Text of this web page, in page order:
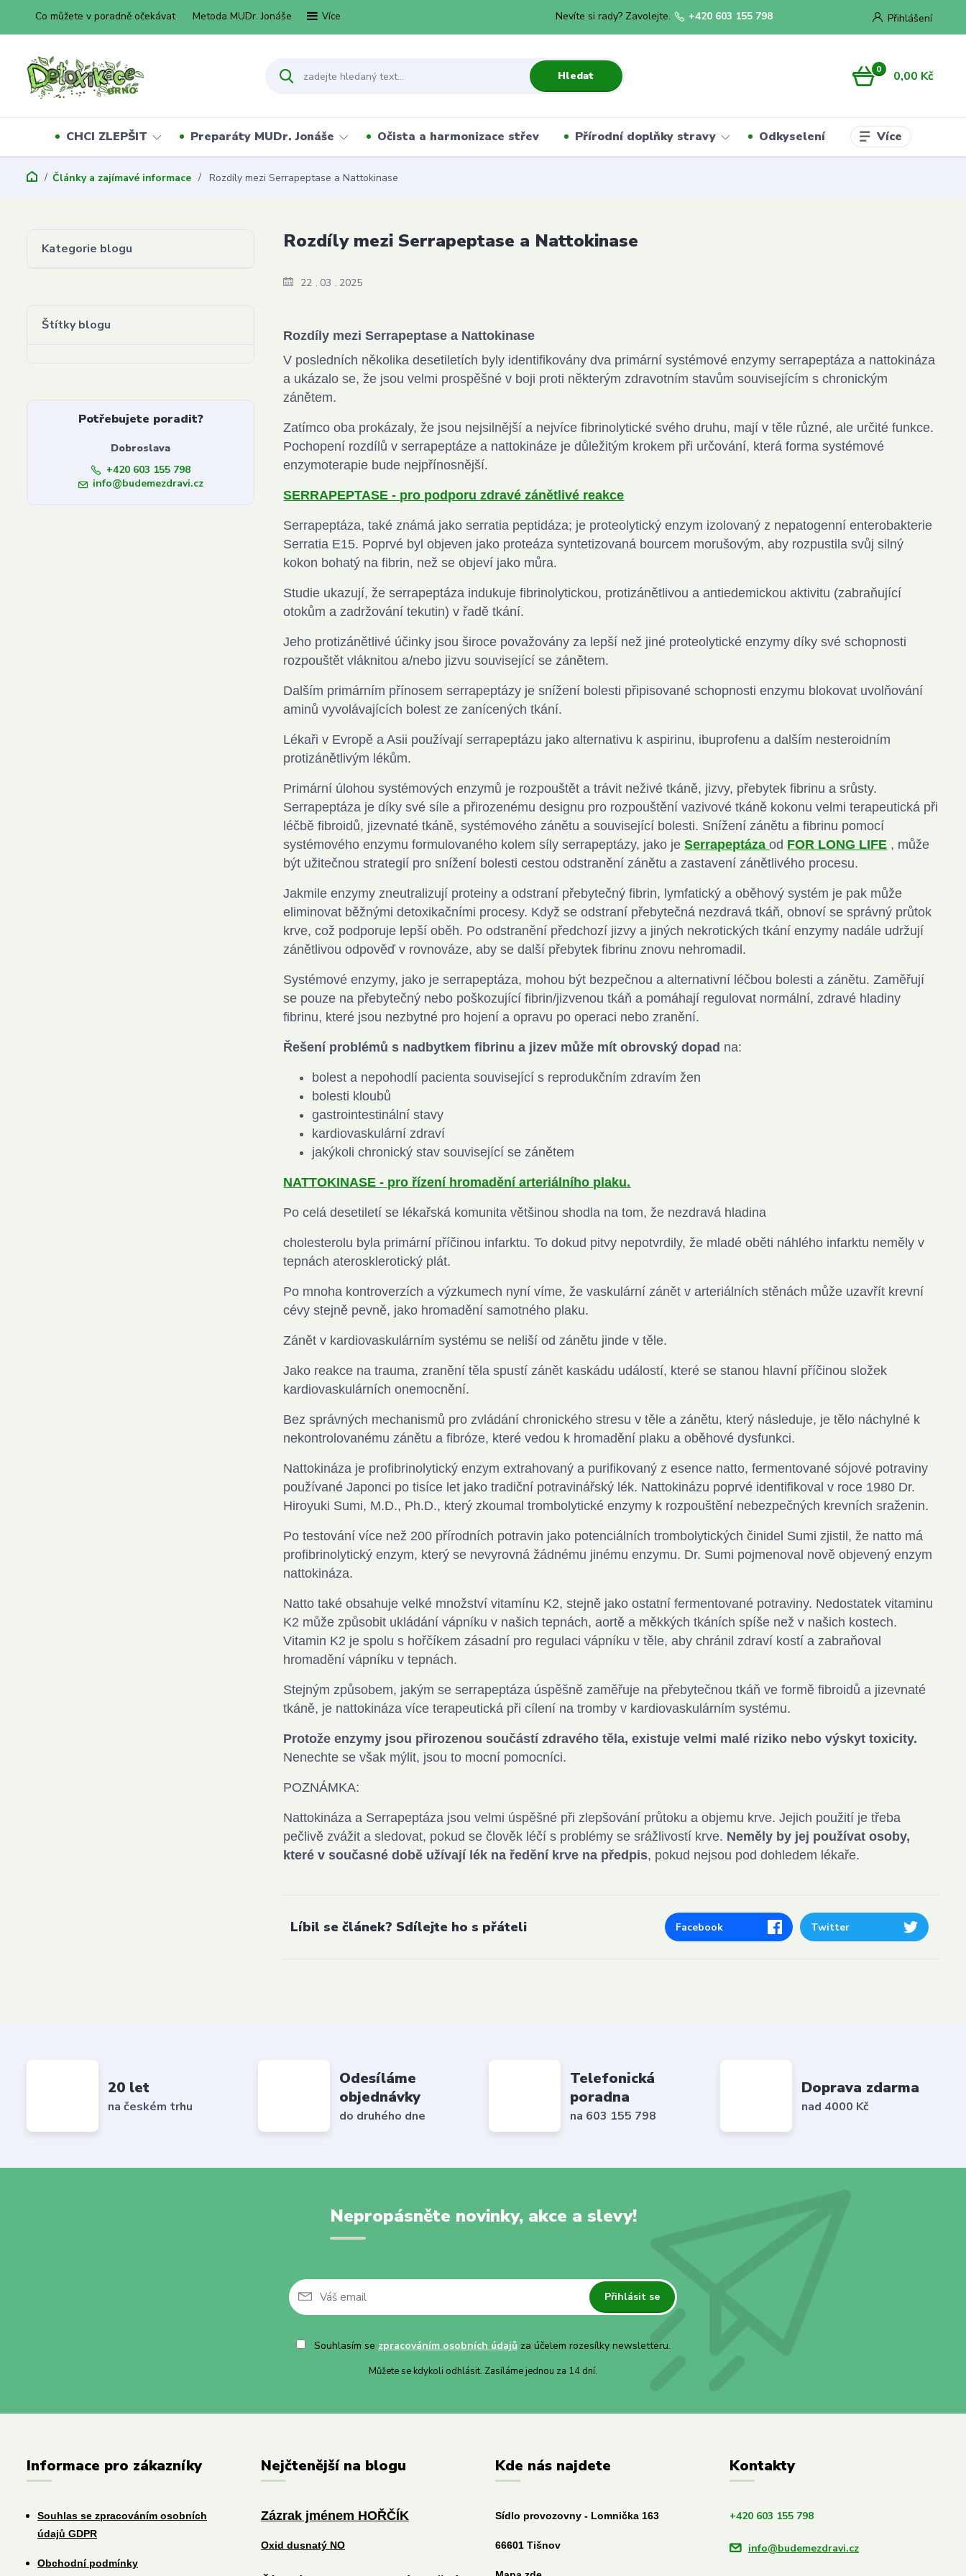
Co můžete v poradně očekávat Metoda MUDr. Jonáše Více Přihlášení
Hledat
Nevíte si rady? Zavolejte. +420 603 155 798
0 0,00 Kč
CHCI ZLEPŠIT Preparáty MUDr. Jonáše Očista a harmonizace střev Přírodní doplňky stravy Odkyselení Více
Články a zajímavé informace Rozdíly mezi Serrapeptase a Nattokinase
Kategorie blogu
Štítky blogu
Potřebujete poradit?
Dobroslava
+420 603 155 798
info@budemezdravi.cz
22 03 2025
Rozdíly mezi Serrapeptase a Nattokinase
Rozdíly mezi Serrapeptase a Nattokinase
V posledních několika desetiletích byly identifikovány dva primární systémové enzymy serrapeptáza a nattokináza
a ukázalo se, že jsou velmi prospěšné v boji proti některým zdravotním stavům souvisejícím s chronickým
zánětem.
Zatímco oba prokázaly, že jsou nejsilnější a nejvíce fibrinolytické svého druhu, mají v těle různé, ale určité funkce.
Pochopení rozdílů v serrapeptáze a nattokináze je důležitým krokem při určování, která forma systémové
enzymoterapie bude nejpřínosnější.
SERRAPEPTASE - pro podporu zdravé zánětlivé reakce
Serrapeptáza, také známá jako serratia peptidáza; je proteolytický enzym izolovaný z nepatogenní enterobakterie
Serratia E15. Poprvé byl objeven jako proteáza syntetizovaná bourcem morušovým, aby rozpustila svůj silný
kokon bohatý na fibrin, než se objeví jako můra.
Studie ukazují, že serrapeptáza indukuje fibrinolytickou, protizánětlivou a antiedemickou aktivitu (zabraňující
otokům a zadržování tekutin) v řadě tkání.
Jeho protizánětlivé účinky jsou široce považovány za lepší než jiné proteolytické enzymy díky své schopnosti
rozpouštět vláknitou a/nebo jizvu související se zánětem.
Dalším primárním přínosem serrapeptázy je snížení bolesti připisované schopnosti enzymu blokovat uvolňování
aminů vyvolávajících bolest ze zanícených tkání.
Lékaři v Evropě a Asii používají serrapeptázu jako alternativu k aspirinu, ibuprofenu a dalším nesteroidním
protizánětlivým lékům.
Primární úlohou systémových enzymů je rozpouštět a trávit neživé tkáně, jizvy, přebytek fibrinu a srůsty.
Serrapeptáza je díky své síle a přirozenému designu pro rozpouštění vazivové tkáně kokonu velmi terapeutická při
léčbě fibroidů, jizevnaté tkáně, systémového zánětu a související bolesti. Snížení zánětu a fibrinu pomocí
systémového enzymu formulovaného kolem síly serrapeptázy, jako jeSerrapeptázaod FOR LONG LIFE , může
být užitečnou strategií pro snížení bolesti cestou odstranění zánětu a zastavení zánětlivého procesu.
Jakmile enzymy zneutralizují proteiny a odstraní přebytečný fibrin, lymfatický a oběhový systém je pak může
eliminovat běžnými detoxikačními procesy. Když se odstraní přebytečná nezdravá tkáň, obnoví se správný průtok
krve, což podporuje lepší oběh. Po odstranění předchozí jizvy a jiných nekrotických tkání enzymy nadále udržují
zánětlivou odpověď v rovnováze, aby se další přebytek fibrinu znovu nehromadil.
Systémové enzymy, jako je serrapeptáza, mohou být bezpečnou a alternativní léčbou bolesti a zánětu. Zaměřují
se pouze na přebytečný nebo poškozující fibrin/jizvenou tkáň a pomáhají regulovat normální, zdravé hladiny
fibrinu, které jsou nezbytné pro hojení a opravu po operaci nebo zranění.
Řešení problémů s nadbytkem fibrinu a jizev může mít obrovský dopad na:
bolest a nepohodlí pacienta související s reprodukčním zdravím žen
bolesti kloubů
gastrointestinální stavy
kardiovaskulární zdraví
jakýkoli chronický stav související se zánětem
NATTOKINASE - pro řízení hromadění arteriálního plaku.
Po celá desetiletí se lékařská komunita většinou shodla na tom, že nezdravá hladina
cholesterolu byla primární příčinou infarktu. To dokud pitvy nepotvrdily, že mladé oběti náhlého infarktu neměly v
tepnách aterosklerotický plát.
Po mnoha kontroverzích a výzkumech nyní víme, že vaskulární zánět v arteriálních stěnách může uzavřít krevní
cévy stejně pevně, jako hromadění samotného plaku.
Zánět v kardiovaskulárním systému se neliší od zánětu jinde v těle.
Jako reakce na trauma, zranění těla spustí zánět kaskádu událostí, které se stanou hlavní příčinou složek
kardiovaskulárních onemocnění.
Bez správných mechanismů pro zvládání chronického stresu v těle a zánětu, který následuje, je tělo náchylné k
nekontrolovanému zánětu a fibróze, které vedou k hromadění plaku a oběhové dysfunkci.
Nattokináza je profibrinolytický enzym extrahovaný a purifikovaný z esence natto,fermentované sójové potraviny
používané Japonci po tisíce let jako tradiční potravinářský lék. Nattokinázu poprvé identifikoval v roce 1980 Dr.
Hiroyuki Sumi, M.D., Ph.D., který zkoumal trombolytické enzymy k rozpouštění nebezpečných krevních sraženin.
Po testování více než 200 přírodních potravin jako potenciálních trombolytických činidel Sumi zjistil, že natto má
profibrinolytický enzym, který se nevyrovná žádnému jinému enzymu. Dr. Sumi pojmenoval nově objevený enzym
nattokináza.
Natto také obsahuje velké množství vitamínu K2, stejně jako ostatní fermentované potraviny. Nedostatek vitaminu
K2 může způsobit ukládání vápníku v našich tepnách, aortě a měkkých tkáních spíše než v našich kostech.
Vitamin K2 je spolu s hořčíkem zásadní pro regulaci vápníku v těle, aby chránil zdraví kostí a zabraňoval
hromadění vápníku v tepnách.
Stejným způsobem, jakým se serrapeptáza úspěšně zaměřuje na přebytečnou tkáň ve formě fibroidů a jizevnaté
tkáně, je nattokináza více terapeutická při cílení na tromby v kardiovaskulárním systému.
Protože enzymy jsou přirozenou součástí zdravého těla, existuje velmi malé riziko nebo výskyt toxicity.
Nenechte se však mýlit, jsou to mocní pomocníci.
POZNÁMKA:
Nattokináza a Serrapeptáza jsou velmi úspěšné při zlepšování průtoku a objemu krve. Jejich použití je třeba
pečlivě zvážit a sledovat, pokud se člověk léčí s problémy se srážlivostí krve. Neměly by jej používat osoby,
které v současné době užívají lék na ředění krve na předpis, pokud nejsou pod dohledem lékaře.
Líbil se článek? Sdílejte ho s přáteli Facebook Twitter
20 let
na českém trhu
Odesíláme
objednávky
do druhého dne
Telefonická
poradna
na 603 155 798
Doprava zdarma
nad 4000 Kč
Nepropásněte novinky, akce a slevy!
Přihlásit se
Souhlasím se zpracováním osobních údajůza účelem rozesílky newsletteru.
Můžete se kdykoli odhlásit. Zasíláme jednou za 14 dní.
Informace pro zákazníky
Souhlas se zpracováním osobních
údajů GDPR
Obchodní podmínky
Nejčtenější na blogu
Zázrak jménem HOŘČÍK
Oxid dusnatý NO
Kde nás najdete
Sídlo provozovny - Lomnička 163
66601 Tišnov
Kontakty
+420 603 155 798
info@budemezdravi.cz